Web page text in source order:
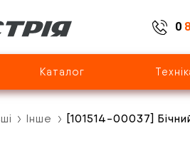
0
Каталог
Інше [101514-00037]